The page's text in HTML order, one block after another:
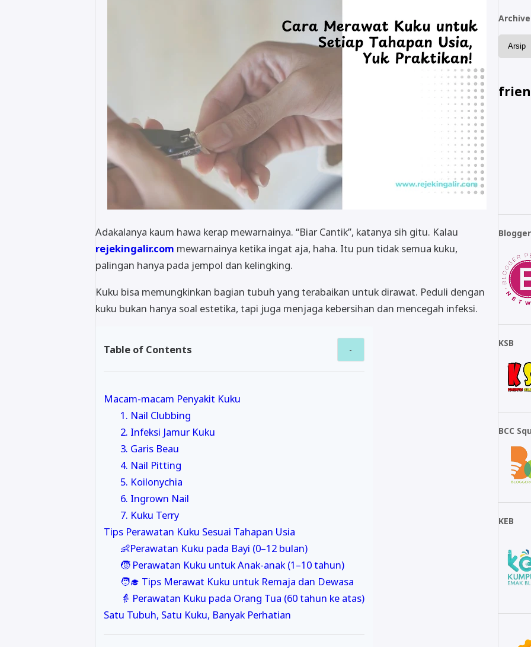
Adakalanya kaum hawa kerap mewarnainya. “Biar Cantik”, katanya sih gitu. Kalau
rejekingalir.com mewarnainya ketika ingat aja, haha. Itu pun tidak semua kuku,
palingan hanya pada jempol dan kelingking.
Kuku bisa memungkinkan bagian tubuh yang terabaikan untuk dirawat. Peduli dengan
kuku bukan hanya soal estetika, tapi juga menjaga kebersihan dan mencegah infeksi.
Table of Contents
Macam-macam Penyakit Kuku
1. Nail Clubbing
2. Infeksi Jamur Kuku
3. Garis Beau
4. Nail Pitting
5. Koilonychia
6. Ingrown Nail
7. Kuku Terry
Tips Perawatan Kuku Sesuai Tahapan Usia
👶Perawatan Kuku pada Bayi (0–12 bulan)
🧒 Perawatan Kuku untuk Anak-anak (1–10 tahun)
🧑‍🎓 Tips Merawat Kuku untuk Remaja dan Dewasa
👵 Perawatan Kuku pada Orang Tua (60 tahun ke atas)
Satu Tubuh, Satu Kuku, Banyak Perhatian
Archive
KSB
BCC
KEB